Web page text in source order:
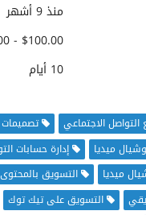
منذ 9 أشهر
$100.00 - $250.00
10 أيام
الاجتماعي
ميديا
إدارة حسابات
ميديا
التسويق بالمحتوى
التسويق على تيك توك